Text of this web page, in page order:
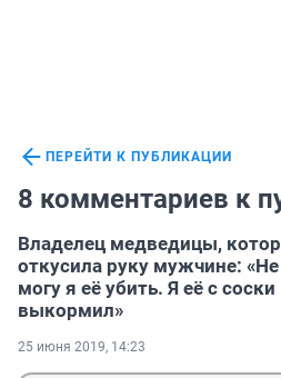
ПЕРЕЙТИ К ПУБЛИКАЦИИ
8 комментариев к
Владелец медведицы,
откусила руку мужчине: «Не
могу я её убить. Я её с соски
выкормил»
25 июня 2019, 14:23